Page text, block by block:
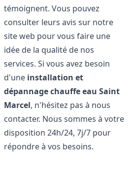
témoignent. Vous pouvez
consulter leurs avis sur notre
site web pour vous faire une
idée de la qualité de nos
services. Si vous avez besoin
d'une installation et
dépannage chauffe eau Saint
Marcel, n'hésitez pas à nous
contacter. Nous sommes à votre
disposition 24h/24, 7j/7 pour
répondre à vos besoins.